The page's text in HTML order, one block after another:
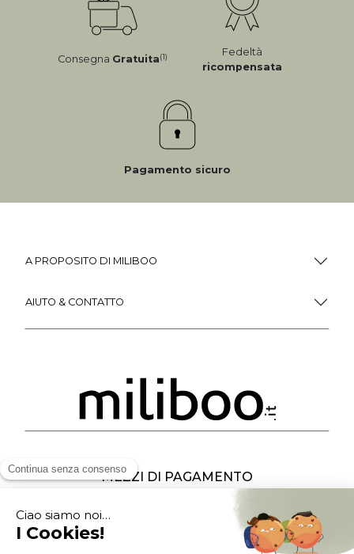
Consegna Gratuita(1)
Fedeltà
ricompensata
Pagamento sicuro
A PROPOSITO DI MILIBOO
AIUTO & CONTATTO
MEZZI DI PAGAMENTO